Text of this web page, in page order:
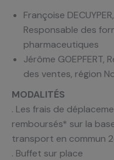
Françoise
Responsable des
pharmaceutiques
Jérôme GOEPFERT,
des ventes, région
MODALITÉS
. Les frais de
remboursés* sur la
transport en commun
. Buffet sur place